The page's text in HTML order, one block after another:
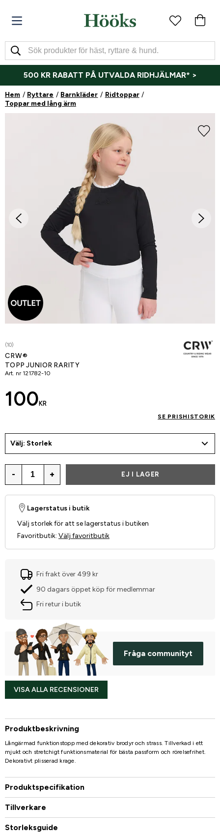
500 KR RABATT PÅ UTVALDA RIDHJÄLMAR* >
Hem Ryttare Barnkläder
Ridtoppar
Toppar med lång ärm
(10)
CRW®
TOPP JUNIOR RARITY
Art. nr 121782-10
100 KR
SE PRISHISTORIK
Välj: Storlek
- + EJ I LAGER
Lagerstatus i butik
Välj storlek för att se lagerstatus i butiken
Favoritbutik: Välj favoritbutik
Fri frakt över 499 kr
90 dagars öppet köp för medlemmar
Fri retur i butik
Fråga communityt
VISA ALLA RECENSIONER
Produktbeskrivning
Långärmad funktionstopp med dekorativ brodyr och strass. Tillverkad i ett
mjukt och stretchigt funktionsmaterial för bästa passform och rörelsefrihet.
Dekorativt plisserad krage.
Produktspecifikation
Tillverkare
Storleksguide